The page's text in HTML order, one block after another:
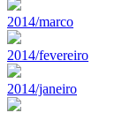
2014/marco
2014/fevereiro
2014/janeiro